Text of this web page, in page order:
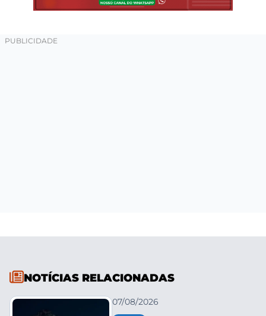
NOTÍCIAS RELACIONADAS
07/08/2026